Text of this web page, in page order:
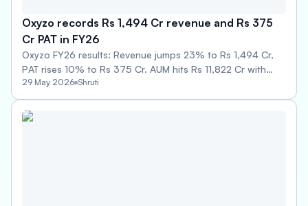
Oxyzo records Rs 1,494 Cr revenue and Rs 375
Cr PAT in FY26
Oxyzo FY26 results: Revenue jumps 23% to Rs 1,494 Cr,
PAT rises 10% to Rs 375 Cr. AUM hits Rs 11,822 Cr with
gross NPA at 0.74%.
29 May 2026 Shruti